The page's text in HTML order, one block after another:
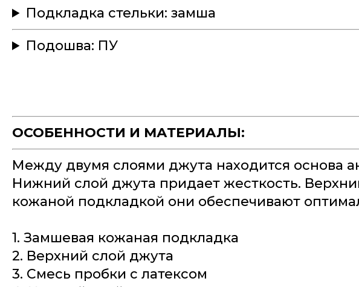
Подкладка стельки: замша
Подошва: ПУ
ОСОБЕННОСТИ И МАТЕРИАЛЫ:
Между двумя слоями джута находится основа
Нижний слой джута придает жесткость.
кожаной подкладкой они обеспечивают
1. Замшевая кожаная подкладка
2. Верхний слой джута
3. Смесь пробки с латексом